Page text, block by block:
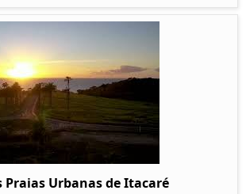
Praias Urbanas de Itacaré